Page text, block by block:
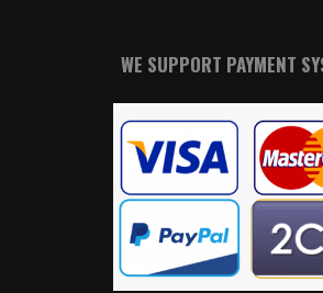
WE SUPPORT PAYMENT